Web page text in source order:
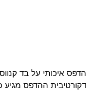
הדפס איכותי על בד
דקורטיבית ההדפס מגיע